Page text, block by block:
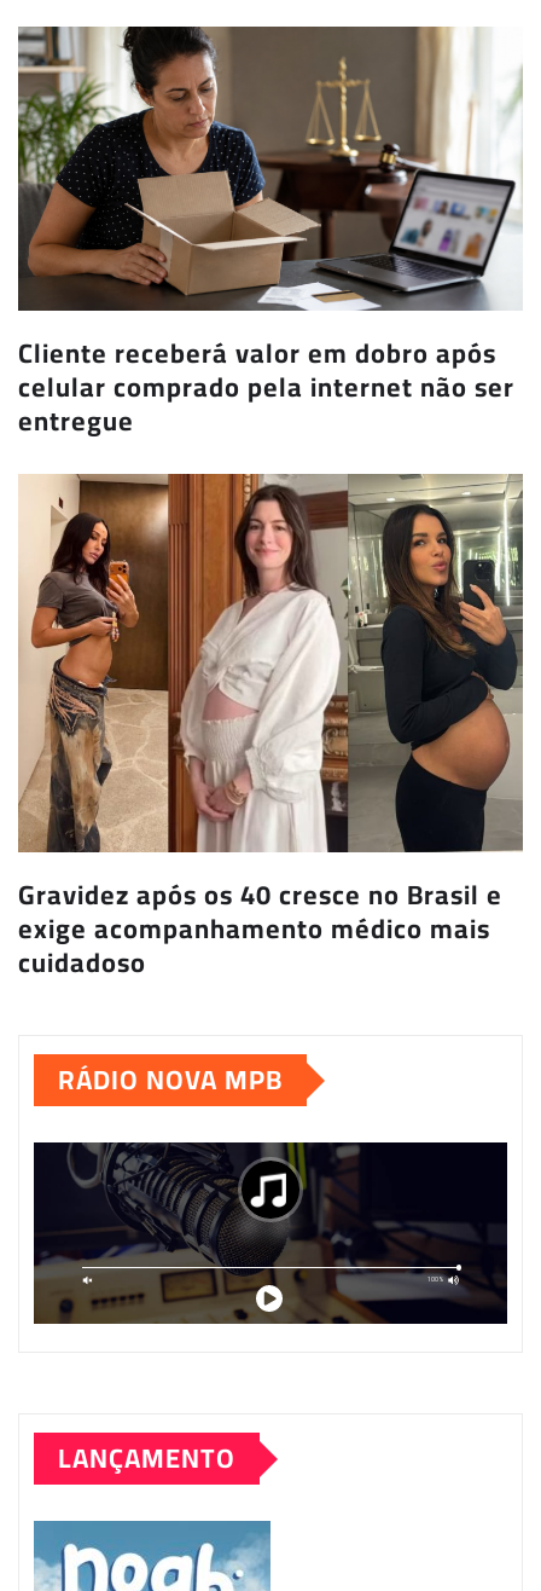
Cliente receberá valor em dobro após
celular comprado pela internet não ser
entregue
Gravidez após os 40 cresce no Brasil e
exige acompanhamento médico mais
cuidadoso
RÁDIO NOVA MPB
LANÇAMENTO